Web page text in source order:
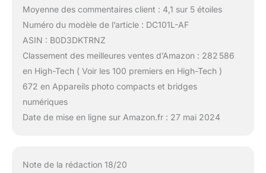
Moyenne des commentaires client : 4,1 sur 5 étoiles
Numéro du modèle de l’article : DC101L-AF
ASIN : B0D3DKTRNZ
Classement des meilleures ventes d’Amazon : 282 586
en High-Tech ( Voir les 100 premiers en High-Tech )
672 en Appareils photo compacts et bridges
numériques
Date de mise en ligne sur Amazon.fr : 27 mai 2024
Note de la rédaction 18/20